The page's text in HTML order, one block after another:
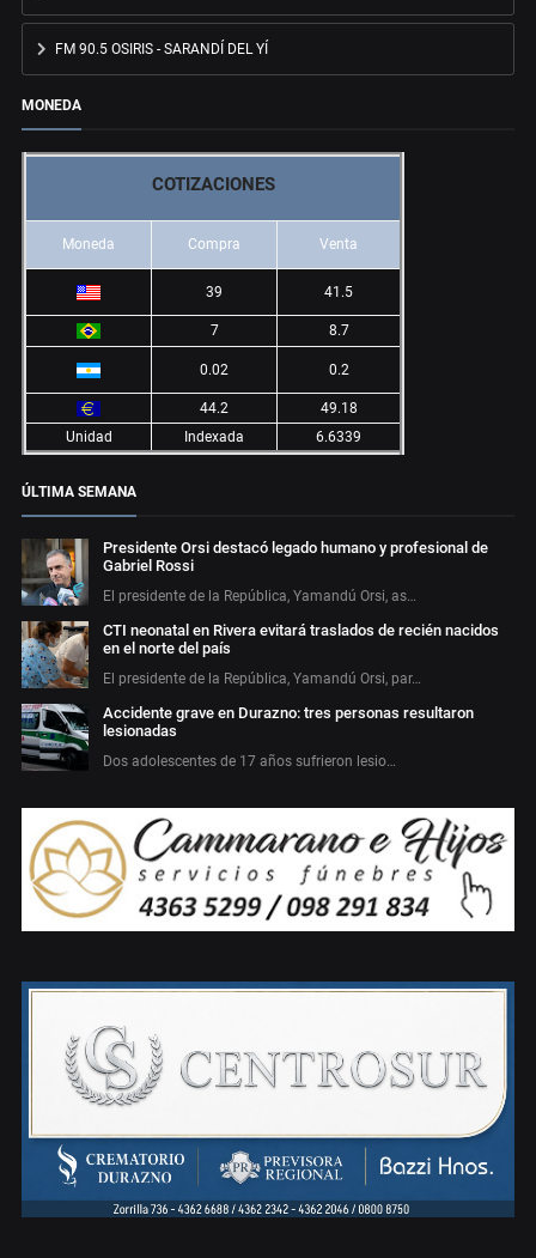
FM 90.5 OSIRIS - SARANDÍ DEL YÍ
MONEDA
COTIZACIONES
Moneda Compra Venta
39 41.5
7 8.7
0.02 0.2
44.2
49.18
Unidad
Indexada 6.6339
ÚLTIMA SEMANA
Presidente Orsi destacó legado humano y profesional de
Gabriel Rossi
El presidente de la República, Yamandú Orsi, as…
CTI neonatal en Rivera evitará traslados de recién nacidos
en el norte del país
El presidente de la República, Yamandú Orsi, par…
Accidente grave en Durazno: tres personas resultaron
lesionadas
Dos adolescentes de 17 años sufrieron lesio…